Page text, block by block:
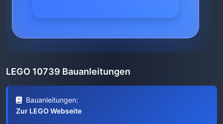
LEGO 10739 Bauanleitungen
Bauanleitungen:
Zur LEGO Webseite